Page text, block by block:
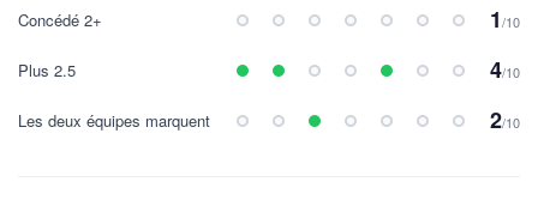
Concédé 2+ 1/10
Plus 2.5 4/10
Les deux équipes marquent 2/10